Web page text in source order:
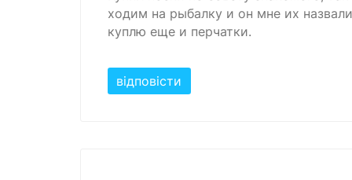
ходим на рыбалку и он мне их
куплю еще и перчатки.
відповісти